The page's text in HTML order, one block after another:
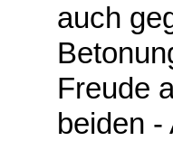
auch
Freude
beiden -